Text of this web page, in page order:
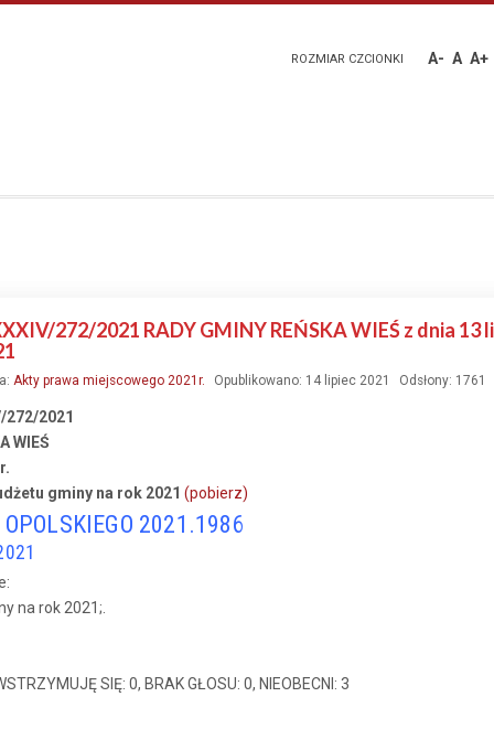
ROZMIAR CZCIONKI A- A A+
272/2021 RADY GMINY REŃSKA WIEŚ z dnia 13
Akty prawa miejscowego 2021r. Opublikowano: 14 lipiec 2021 Odsłony: 1761
272/2021
WIEŚ
gminy na rok 2021 (pobierz)
2021.1986
na rok 2021;.
SIĘ: 0, BRAK GŁOSU: 0, NIEOBECNI: 3